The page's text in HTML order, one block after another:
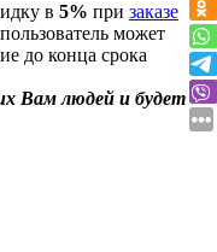
в 5% при заказе
может
до конца срока
Вам людей и будет